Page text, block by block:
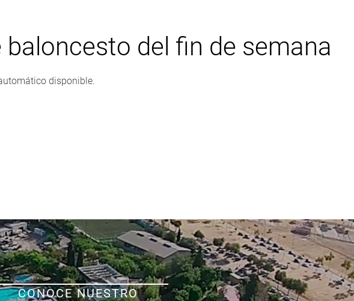
baloncesto del fin de semana
CONOCE NUESTRO